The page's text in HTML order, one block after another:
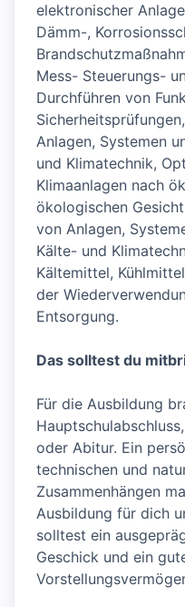
elektronischer
Dämm-,
Mess- Steuerungs-
Durchführen von
Anlagen, Systemen
und Klimatechnik,
Klimaanlagen nach
ökologischen
von Anlagen,
Kälte- und
Kältemittel,
der
Entsorgung.
Das solltest du
Für die Ausbildung
oder Abitur. Ein
technischen und
Zusammenhängen
Ausbildung für dich
solltest ein
Geschick und ein